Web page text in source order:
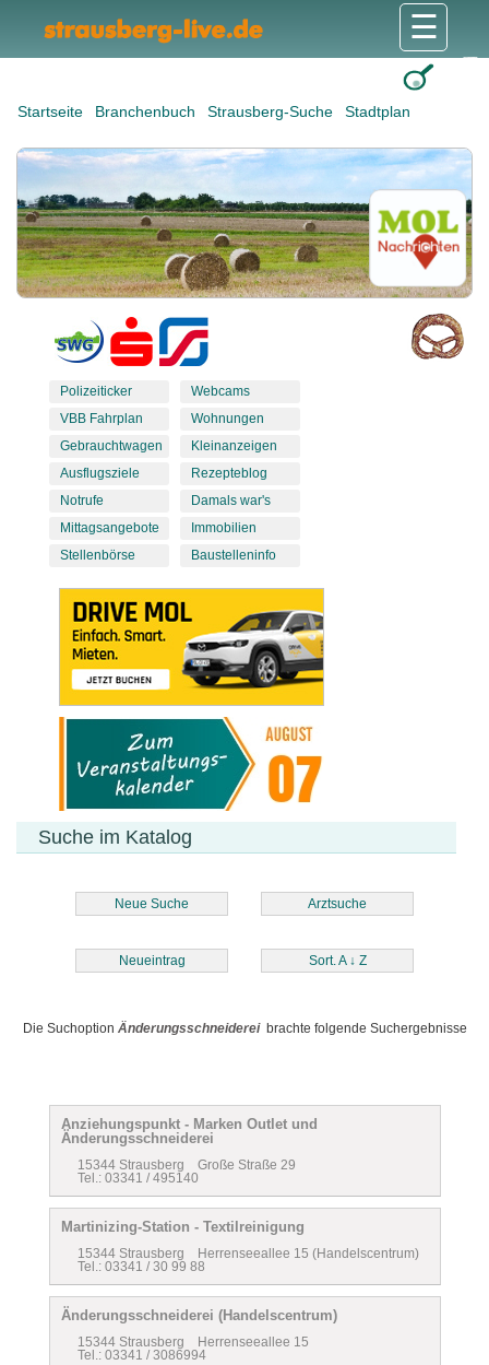
Startseite Branchenbuch Strausberg-Suche Stadtplan
☰
Polizeiticker
VBB Fahrplan
Gebrauchtwagen
Ausflugsziele
Notrufe
Mittagsangebote
Stellenbörse
Webcams
Wohnungen
Kleinanzeigen
Rezepteblog
Damals war's
Immobilien
Baustelleninfo
Suche im Katalog
Neue Suche Arztsuche
Neueintrag Sort. A ↓ Z
Die Suchoption Änderungsschneidereibrachte folgende Suchergebnisse
Anziehungspunkt - Marken Outlet und
Änderungsschneiderei
15344 Strausberg Große Straße 29
Tel.: 03341 / 495140
Martinizing-Station - Textilreinigung
15344 Strausberg Herrenseeallee 15 (Handelscentrum)
Tel.: 03341 / 30 99 88
Änderungsschneiderei (Handelscentrum)
15344 Strausberg Herrenseeallee 15
Tel.: 03341 / 3086994